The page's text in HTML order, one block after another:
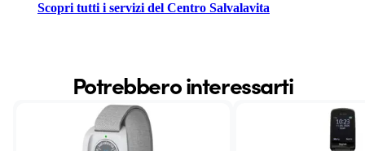
Scopri tutti i servizi del Centro Salvalavita
Potrebbero interessarti